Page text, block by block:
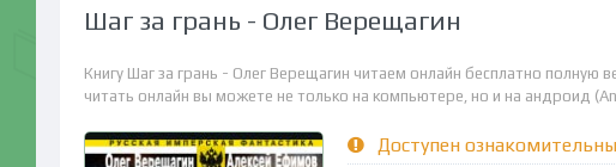
Шаг за грань - Олег Верещагин
Книгу Шаг за грань - Олег Верещагин читаем онлайн бесплатно
читать онлайн вы можете не только на компьютере, но и на андроид
Доступен